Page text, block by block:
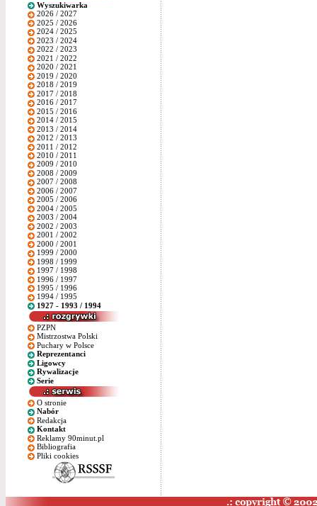
Wyszukiwarka
2026 / 2027
2025 / 2026
2024 / 2025
2023 / 2024
2022 / 2023
2021 / 2022
2020 / 2021
2019 / 2020
2018 / 2019
2017 / 2018
2016 / 2017
2015 / 2016
2014 / 2015
2013 / 2014
2012 / 2013
2011 / 2012
2010 / 2011
2009 / 2010
2008 / 2009
2007 / 2008
2006 / 2007
2005 / 2006
2004 / 2005
2003 / 2004
2002 / 2003
2001 / 2002
2000 / 2001
1999 / 2000
1998 / 1999
1997 / 1998
1996 / 1997
1995 / 1996
1994 / 1995
1927 - 1993 / 1994
PZPN
Mistrzostwa Polski
Puchary w Polsce
Reprezentanci
Ligowcy
Rywalizacje
Serie
O stronie
Nabór
Redakcja
Kontakt
Reklamy 90minut.pl
Bibliografia
Pliki cookies